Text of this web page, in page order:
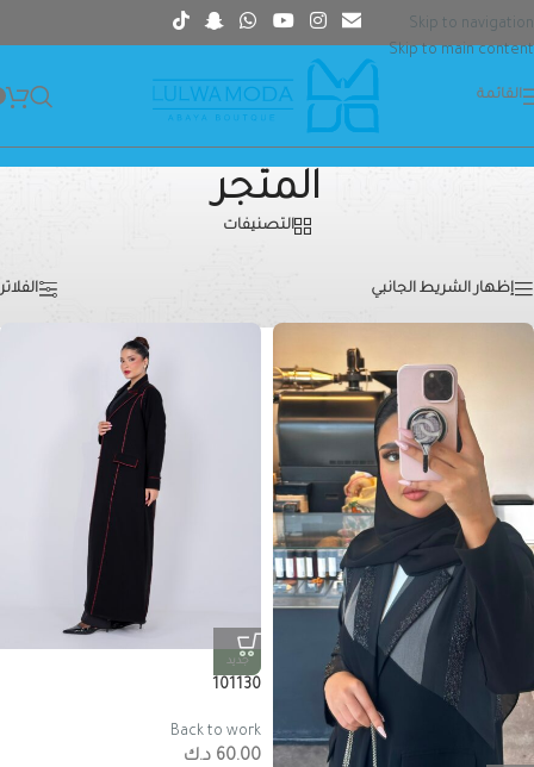
Skip to navigation
Skip to main content
القائمة
المتجر
التصنيفات
إظهار الشريط الجانبي الفلاتر
جديد
101130
Back to work
60.00 د.ك